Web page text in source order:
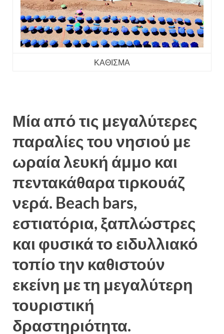
ΚΑΘΙΣΜΑ
Μία από τις μεγαλύτερες
παραλίες του νησιού με
ωραία λευκή άμμο και
πεντακάθαρα τιρκουάζ
νερά. Beach bars,
εστιατόρια, ξαπλώστρες
και φυσικά το ειδυλλιακό
τοπίο την καθιστούν
εκείνη με τη μεγαλύτερη
τουριστική
δραστηριότητα.